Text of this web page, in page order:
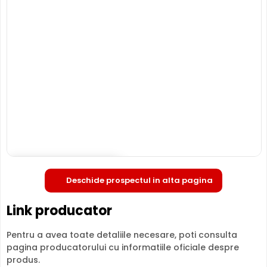
infrarosu cu LED-uri IR.
Deschide prospectul in alta pagina
Link producator
Pentru a avea toate detaliile necesare, poti consulta
pagina producatorului cu informatiile oficiale despre
produs.